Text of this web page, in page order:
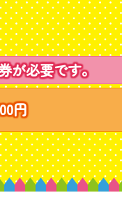
が必要です。
円